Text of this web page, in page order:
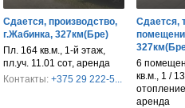
Сдается, производство,
г.Жабинка, 327км(Бре)
Пл. 164 кв.м., 1-й этаж,
пл.уч. 11.01 сот, аренда
Контакты: +375 29 222-5...
Сдается,
6
кв.м., 1 /
аренда